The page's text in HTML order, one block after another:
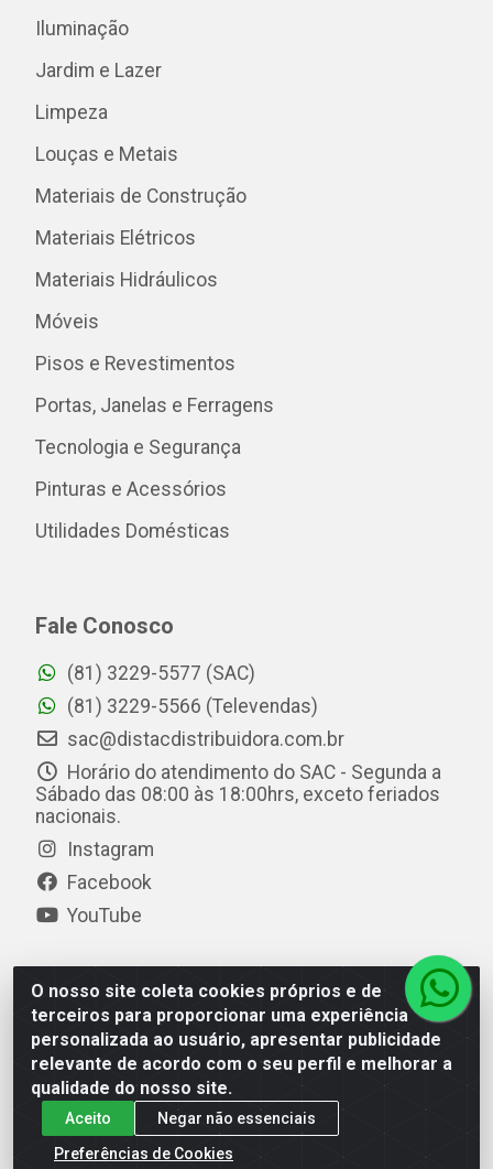
O nosso site coleta cookies próprios e de
terceiros para proporcionar uma experiência
personalizada ao usuário, apresentar publicidade
relevante de acordo com o seu perfil e melhorar a
qualidade do nosso site.
Aceito
Negar não essenciais
Preferências de Cookies
Iluminação
Jardim e Lazer
Limpeza
Louças e Metais
Materiais de Construção
Materiais Elétricos
Materiais Hidráulicos
Móveis
Pisos e Revestimentos
Portas, Janelas e Ferragens
Tecnologia e Segurança
Pinturas e Acessórios
Utilidades Domésticas
Fale Conosco
(81) 3229-5577 (SAC)
(81) 3229-5566 (Televendas)
sac@distacdistribuidora.com.br
Horário do atendimento do SAC - Segunda a
Sábado das 08:00 às 18:00hrs, exceto feriados
nacionais.
Instagram
Facebook
YouTube
Distac Distribuidora - Av. Durval de Góes Monteiro, 7049
- Jardim Petrópolis - Maceió/AL - CEP 57061-000 - CNPJ
08.072.649/0001-20